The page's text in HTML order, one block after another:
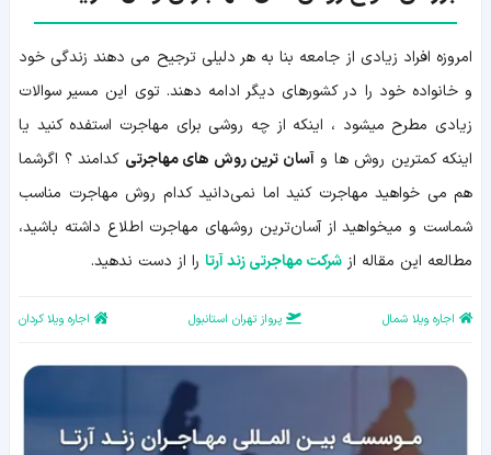
امروزه افراد زیادی از جامعه بنا به هر دلیلی ترجیح می دهند زندگی خود
و خانواده خود را در کشورهای دیگر ادامه دهند. توی این مسیر سوالات
زیادی مطرح میشود ، اینکه از چه روشی برای مهاجرت استفده کنید یا
اینکه کمترین روش ها وآسان ترین روش های مهاجرتی کدامند ؟ اگرشما
هم می خواهید مهاجرت کنید اما نمی‌دانید کدام روش مهاجرت مناسب
شماست و میخواهید از آسان‌ترین روشهای مهاجرت اطلاع داشته باشید،
مطالعه این مقاله از شرکت مهاجرتی زند آرتا را از دست ندهید.
اجاره ویلا شمال پرواز تهران استانبول اجاره ویلا کردان